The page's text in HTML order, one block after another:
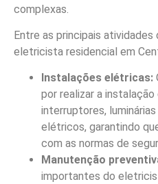
complexas.
Entre as principais atividades
eletricista residencial em
Instalações elétricas:
por realizar a
interruptores,
elétricos, garantindo
com as normas de
Manutenção
importantes do